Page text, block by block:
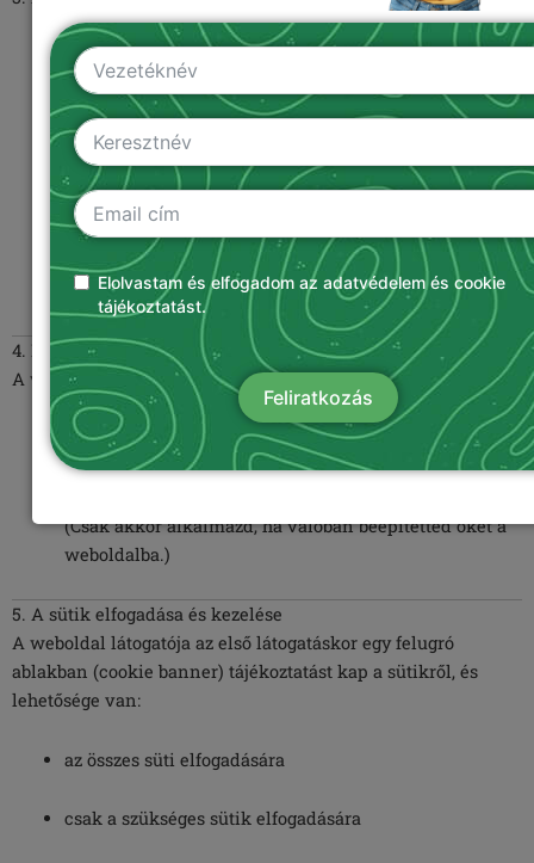
Munkamenet (session) sütik: ideiglenesek, a böngésző
bezárásáig élnek.
Állandó (persistent) sütik: hosszabb ideig tárolódnak,
amíg a felhasználó vagy a böngésző nem törli őket.
Saját sütik : a weboldal által elhelyezett sütik.
Harmadik féltől származó sütik : más szolgáltatók (pl.
Google, Facebook) által elhelyezett sütik.
4. Harmadik féltől származó sütik
A weboldal az alábbi szolgáltatók sütijeit is használhatja:
Google Analytics– weboldal forgalom elemzéséhez
(Csak akkor alkalmazd, ha valóban beépítetted őket a
weboldalba.)
5. A sütik elfogadása és kezelése
A weboldal látogatója az első látogatáskor egy felugró
ablakban (cookie banner) tájékoztatást kap a sütikről, és
lehetősége van:
az összes süti elfogadására
csak a szükséges sütik elfogadására
Elolvastam és elfogadom az adatvédelem és cookie
tájékoztatást.
Feliratkozás